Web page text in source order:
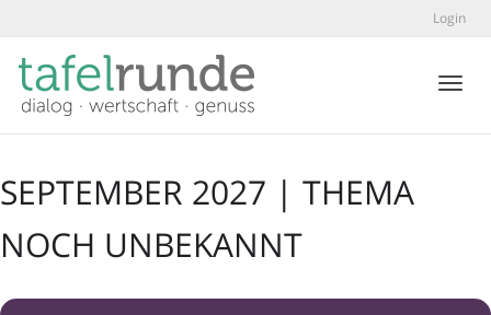
Login
SEPTEMBER 2027 | THEMA
NOCH UNBEKANNT